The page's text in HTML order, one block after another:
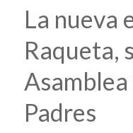
La nueva
Raqueta,
Padres